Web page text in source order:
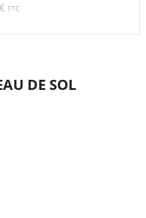
€ TTC
DE SOL